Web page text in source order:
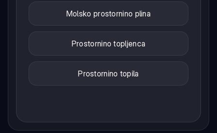
Molsko prostornino plina
Prostornino topljenca
Prostornino topila